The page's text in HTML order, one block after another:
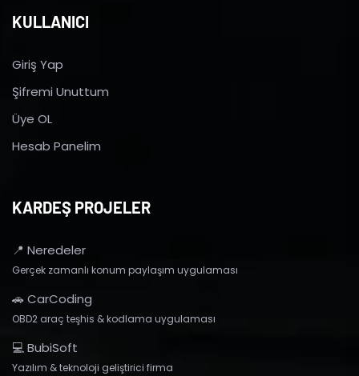
KULLANICI
Giriş Yap
Şifremi Unuttum
Üye OL
Hesab Panelim
KARDEŞ PROJELER
📍 Neredeler
Gerçek zamanlı konum paylaşım uygulaması
🚗 CarCoding
OBD2 araç teşhis & kodlama uygulaması
💻 BubiSoft
Yazılım & teknoloji geliştirici firma